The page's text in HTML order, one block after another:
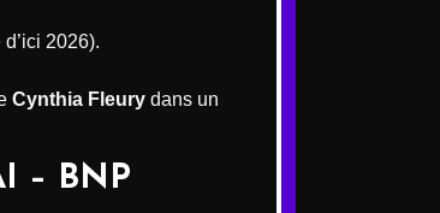
2026).
Cynthia Fleury dans un
– BNP